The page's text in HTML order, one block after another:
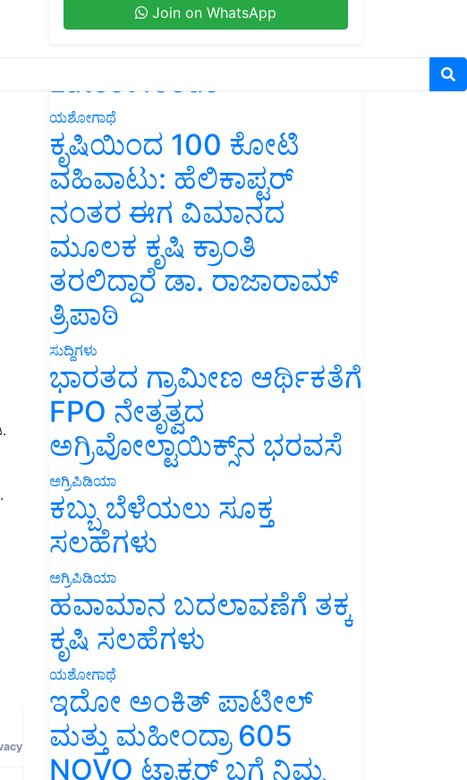
Join on WhatsApp
Latest feeds
ಯಶೋಗಾಥೆ
ಕೃಷಿಯಿಂದ 100 ಕೋಟಿ
ವಹಿವಾಟು: ಹೆಲಿಕಾಪ್ಟರ್
ನಂತರ ಈಗ ವಿಮಾನದ
ಮೂಲಕ ಕೃಷಿ ಕ್ರಾಂತಿ
ತರಲಿದ್ದಾರೆ ಡಾ. ರಾಜಾರಾಮ್
ತ್ರಿಪಾಠಿ
ಸುದ್ದಿಗಳು
ಭಾರತದ ಗ್ರಾಮೀಣ ಆರ್ಥಿಕತೆಗೆ
FPO ನೇತೃತ್ವದ
ಅಗ್ರಿವೋಲ್ಟಾಯಿಕ್ಸ್‌ನ ಭರವಸೆ
ಅಗ್ರಿಪಿಡಿಯಾ
ಕಬ್ಬು ಬೆಳೆಯಲು ಸೂಕ್ತ
ಸಲಹೆಗಳು
ಅಗ್ರಿಪಿಡಿಯಾ
ಹವಾಮಾನ ಬದಲಾವಣೆಗೆ ತಕ್ಕ
ಕೃಷಿ ಸಲಹೆಗಳು
ಯಶೋಗಾಥೆ
ಇದೋ ಅಂಕಿತ್ ಪಾಟೀಲ್
ಮತ್ತು ಮಹೀಂದ್ರಾ 605
NOVO ಟ್ರಾಕ್ಟರ್ ಬಗ್ಗೆ ನಿಮ್ಮ